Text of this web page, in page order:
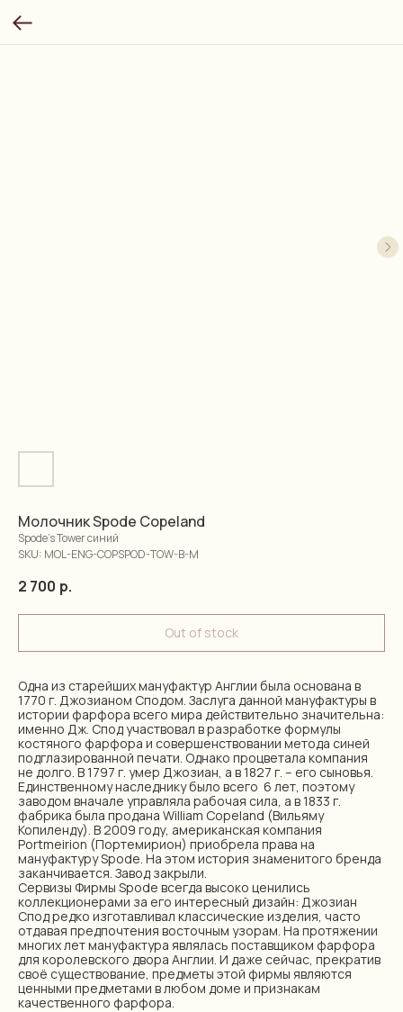
Молочник Spode Copeland
Spode's Tower синий
SKU: MOL-ENG-COPSPOD-TOW-B-M
2 700 р.
Out of stock
Одна из старейших мануфактур Англии была основана в
1770 г. Джозианом Сподом. Заслуга данной мануфактуры в
истории фарфора всего мира действительно значительна:
именно Дж. Спод участвовал в разработке формулы
костяного фарфора и совершенствовании метода синей
подглазированной печати. Однако процветала компания
не долго. В 1797 г. умер Джозиан, а в 1827 г. – его сыновья.
Единственному наследнику было всего 6 лет, поэтому
заводом вначале управляла рабочая сила, а в 1833 г.
фабрика была продана William Copeland (Вильяму
Копиленду). В 2009 году, американская компания
Portmeirion (Портемирион) приобрела права на
мануфактуру Spode. На этом история знаменитого бренда
заканчивается. Завод закрыли.
Сервизы Фирмы Spode всегда высоко ценились
коллекционерами за его интересный дизайн: Джозиан
Спод редко изготавливал классические изделия, часто
отдавая предпочтения восточным узорам. На протяжении
многих лет мануфактура являлась поставщиком фарфора
для королевского двора Англии. И даже сейчас, прекратив
своё существование, предметы этой фирмы являются
ценными предметами в любом доме и признакам
качественного фарфора.